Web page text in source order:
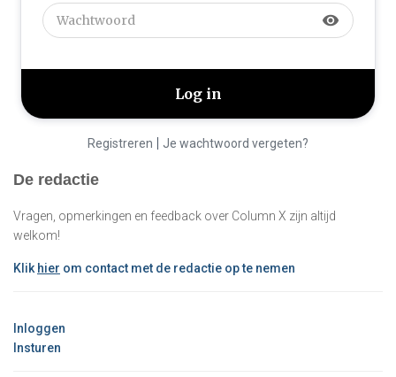
visibility
Registreren | Je wachtwoord vergeten?
De redactie
Vragen, opmerkingen en feedback over Column X zijn altijd
welkom!
Klik hier om contact met de redactie op te nemen
Inloggen
Insturen